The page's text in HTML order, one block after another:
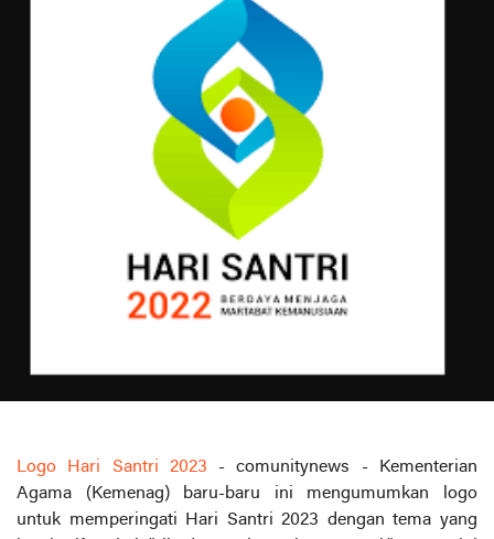
Logo Hari Santri 2023 - comunitynews - Kementerian
Agama (Kemenag) baru-baru ini mengumumkan logo
untuk memperingati Hari Santri 2023 dengan tema yang